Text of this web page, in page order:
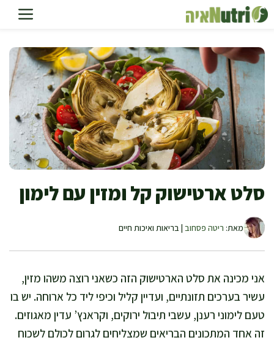
לדלג
לתוכן
סלט ארטישוק קל ומזין עם לימון
מאת: ריטה פסחוב | בריאות ואיכות חיים
אני מכינה את סלט הארטישוק הזה כשאני רוצה משהו מזין,
עשיר בערכים תזונתיים, ועדיין קליל וכיפי ליד כל ארוחה. יש בו
טעם לימוני רענן, עשבי תיבול ירוקים, וקראנץ’ עדין מאגוזים.
זה אחד המתכונים הבריאים שמצליחים לגרום לכולם לשכוח